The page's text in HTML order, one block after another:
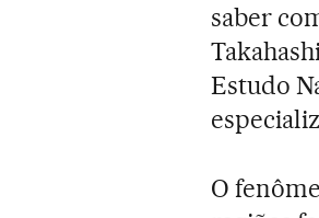
saber
Estudo
O